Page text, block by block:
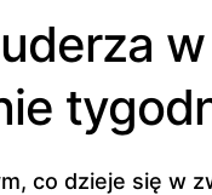
co dzieje się w